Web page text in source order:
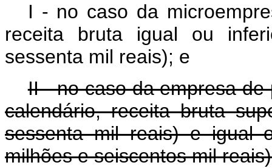
I - no caso da
receita bruta igual ou
sessenta mil reais); e
II - no caso da empresa
calendário, receita bruta
sessenta mil reais) e igual
milhões e seiscentos mil